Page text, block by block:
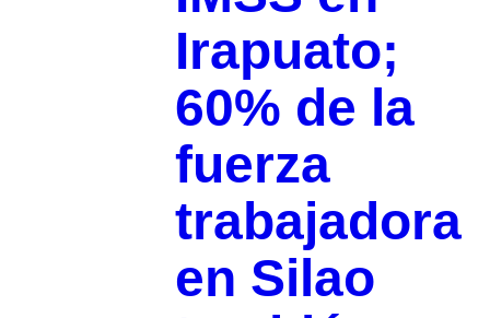
Irapuato;
60% de la
fuerza
trabajadora
en Silao